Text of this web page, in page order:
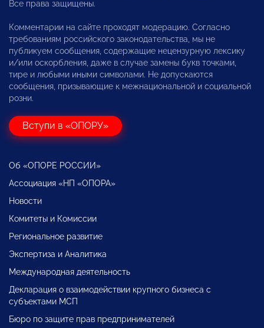
Все права защищены.
Комментарии на сайте проходят модерацию. Согласно
требованиям российского законодательства, мы не
публикуем сообщения, содержащие нецензурную лексику
и/или оскорбления, даже в случае замены букв точками,
тире и любыми иными символами. Не допускаются
сообщения, призывающие к межнациональной и социальной
розни.
Вступи в «ОПОРУ»
Об «ОПОРЕ РОССИИ»
Ассоциация «НП «ОПОРА»
Новости
Комитеты и Комиссии
Региональное развитие
Экспертиза и Аналитика
Международная деятельность
Декларация о взаимодействии крупного бизнеса с
субъектами МСП
Бюро по защите прав предпринимателей